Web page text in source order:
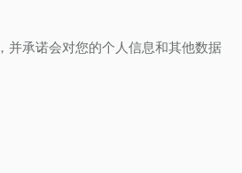
并承诺会对您的个人信息和其他数据